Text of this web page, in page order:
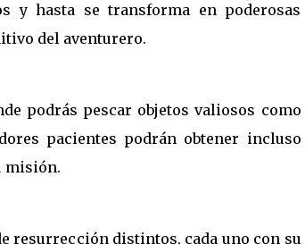
y hasta se transforma en poderosas
del aventurero.
podrás pescar objetos valiosos como
pacientes podrán obtener incluso
misión.
resurrección distintos, cada uno con su